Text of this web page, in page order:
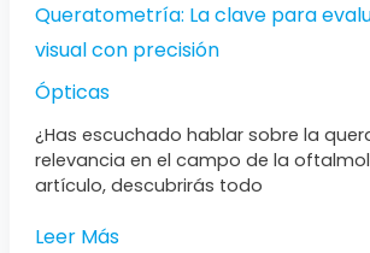
Queratometría: La clave para
visual con precisión
Ópticas
¿Has escuchado hablar sobre la
relevancia en el campo de la
artículo, descubrirás todo
Leer Más